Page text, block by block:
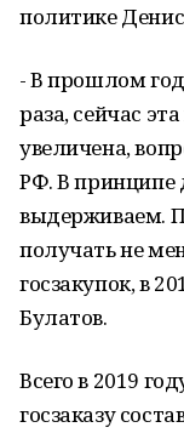
политике
- В прошлом
раза, сейчас
увеличена,
РФ. В принципе
выдерживаем.
получать не
госзакупок, в
Булатов.
Всего в 2019
госзаказу